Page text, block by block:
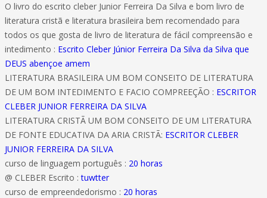
O livro do escrito cleber Junior Ferreira Da Silva e bom livro de
literatura cristã e literatura brasileira bem recomendado para
todos os que gosta de livro de literatura de fácil compreensão e
intedimento : Escrito Cleber Júnior Ferreira Da Silva da Silva que
DEUS abençoe amem
LITERATURA BRASILEIRA UM BOM CONSEITO DE LITERATURA
DE UM BOM INTEDIMENTO E FACIO COMPREEÇÃO : ESCRITOR
CLEBER JUNIOR FERREIRA DA SILVA
LITERATURA CRISTÃ UM BOM CONSEITO DE UM LITERATURA
DE FONTE EDUCATIVA DA ARIA CRISTÃ: ESCRITOR CLEBER
JUNIOR FERREIRA DA SILVA
curso de linguagem português : 20 horas
@ CLEBER Escrito :tuwtter
curso de empreendedorismo : 20 horas